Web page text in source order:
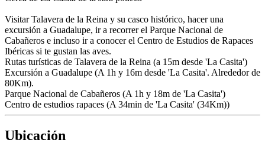
Visitar Talavera de la Reina y su casco histórico, hacer una
excursión a Guadalupe, ir a recorrer el Parque Nacional de
Cabañeros e incluso ir a conocer el Centro de Estudios de Rapaces
Ibéricas si te gustan las aves.
Rutas turísticas de Talavera de la Reina (a 15m desde 'La Casita')
Excursión a Guadalupe (A 1h y 16m desde 'La Casita'. Alrededor de
80Km).
Parque Nacional de Cabañeros (A 1h y 18m de 'La Casita')
Centro de estudios rapaces (A 34min de 'La Casita' (34Km))
Ubicación